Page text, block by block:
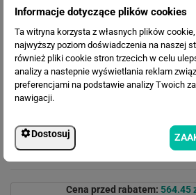
Cena przed rabatem: 564.45
Informacje dotyczące plików cookies
Ta witryna korzysta z własnych plików
najwyższy poziom doświadczenia na naszej
również pliki cookie stron trzecich w celu
analizy a nastepnie wyświetlania reklam
preferencjami na podstawie analizy Twoich
nawigacji.
Dostosuj